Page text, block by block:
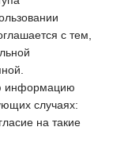
с тем,
информацию
случаях:
на такие